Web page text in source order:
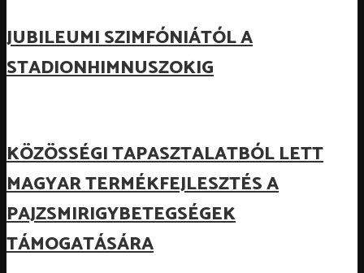
JUBILEUMI SZIMFÓNIÁTÓL A
STADIONHIMNUSZOKIG
KÖZÖSSÉGI TAPASZTALATBÓL LETT
MAGYAR TERMÉKFEJLESZTÉS A
PAJZSMIRIGYBETEGSÉGEK
TÁMOGATÁSÁRA